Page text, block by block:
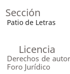
Sección
Patio de Letras
Licencia
Derechos de
Foro Jurídico